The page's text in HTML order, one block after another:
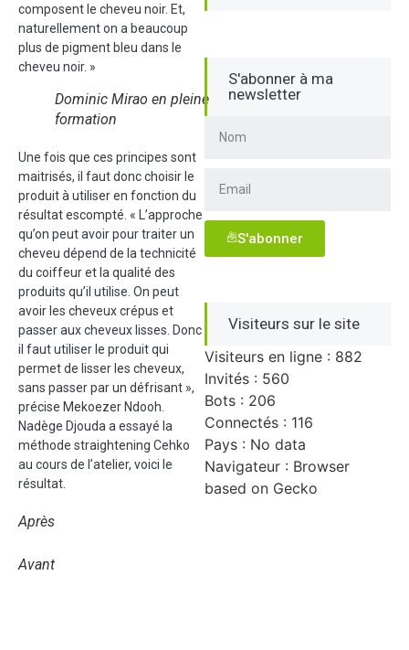
composent le cheveu noir. Et,
naturellement on a beaucoup
plus de pigment bleu dans le
cheveu noir. »
Dominic Mirao en pleine
formation
Une fois que ces principes sont
maitrisés, il faut donc choisir le
produit à utiliser en fonction du
résultat escompté. « L’approche
qu’on peut avoir pour traiter un
cheveu dépend de la technicité
du coiffeur et la qualité des
produits qu’il utilise. On peut
avoir les cheveux crépus et
passer aux cheveux lisses. Donc
il faut utiliser le produit qui
permet de lisser les cheveux,
sans passer par un défrisant »,
précise Mekoezer Ndooh.
Nadège Djouda a essayé la
méthode straightening Cehko
au cours de l’atelier, voici le
résultat.
Après
Avant
S'abonner à ma
newsletter
S'abonner
Visiteurs sur le site
Visiteurs en ligne : 882
Invités : 560
Bots : 206
Connectés : 116
Pays : No data
Navigateur : Browser
based on Gecko